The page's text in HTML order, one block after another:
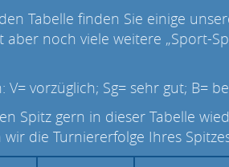
Tabelle finden Sie einige
aber noch viele weitere „Sport-
V= vorzüglich; Sg= sehr gut; B=
Spitz gern in dieser Tabelle
die Turniererfolge Ihres